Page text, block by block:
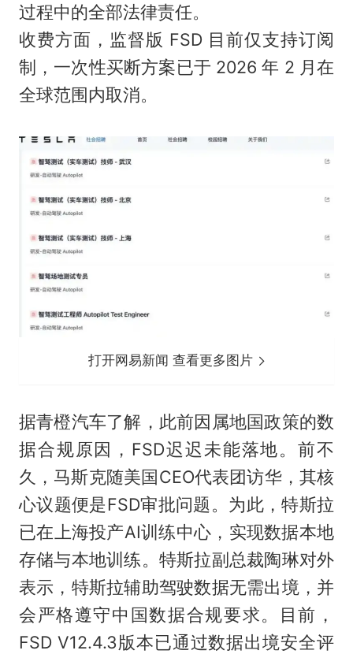
过程中的全部法律责任。
收费方面，监督版 FSD 目前仅支持订阅
制，一次性买断方案已于 2026 年 2 月在
全球范围内取消。
打开网易新闻 查看更多图片
据青橙汽车了解，此前因属地国政策的数
据合规原因，FSD迟迟未能落地。前不
久，马斯克随美国CEO代表团访华，其核
心议题便是FSD审批问题。为此，特斯拉
已在上海投产AI训练中心，实现数据本地
存储与本地训练。特斯拉副总裁陶琳对外
表示，特斯拉辅助驾驶数据无需出境，并
会严格遵守中国数据合规要求。目前，
FSD V12.4.3版本已通过数据出境安全评